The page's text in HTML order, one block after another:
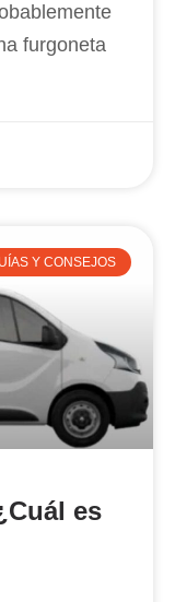
furgoneta
Y CONSEJOS
es